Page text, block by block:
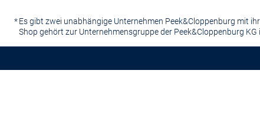
Es gibt zwei unabhängige Unternehmen Peek&Cloppenburg mit
Shop gehört zur Unternehmensgruppe der Peek&Cloppenburg